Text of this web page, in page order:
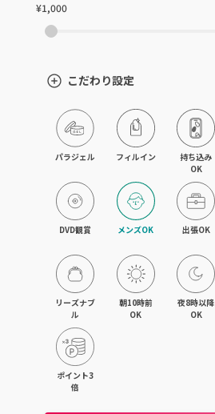
亀岡・福知山・舞鶴
木津・精華町
¥1,000
こだわり設定
パラジェル フィルイン
持ち込み
OK
DVD観賞 メンズOK 出張OK
リーズナブ
ル
朝10時前
OK
夜8時以降
OK
ポイント3
倍